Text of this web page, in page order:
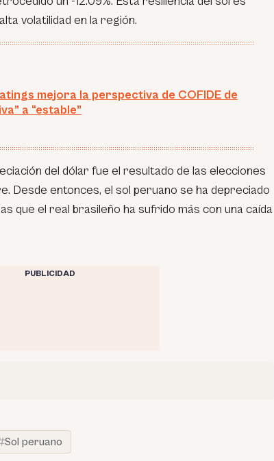
volatilidad en la región.
mejora la perspectiva de COFIDE de
a “estable”
del dólar fue el resultado de las elecciones
Desde entonces, el sol peruano se ha depreciado
que el real brasileño ha sufrido más con una caída
PUBLICIDAD
Sol peruano